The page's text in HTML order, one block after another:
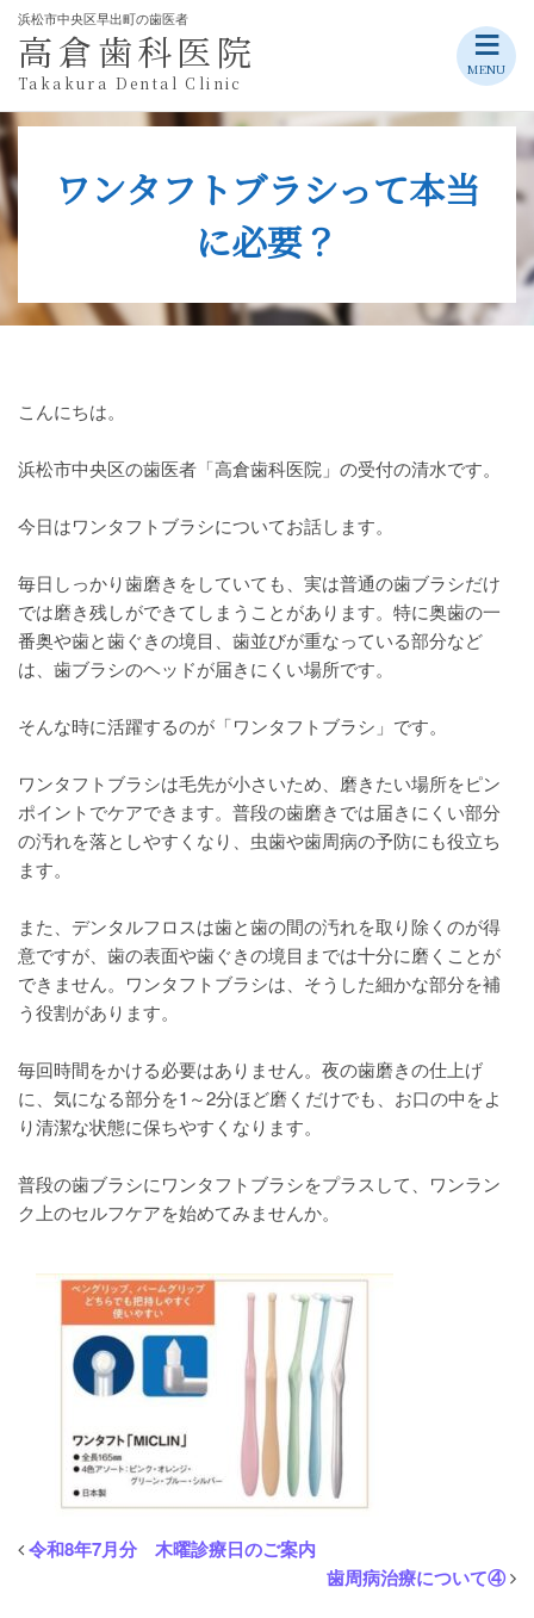
Skip
content
浜松市中央区早出町の歯医者
高倉歯科医院
Takakura Dental Clinic
≡
MENU
ワンタフトブラシって本当
に必要？
こんにちは。
浜松市中央区の歯医者「高倉歯科医院」の受付の清水です。
今日はワンタフトブラシについてお話します。
毎日しっかり歯磨きをしていても、実は普通の歯ブラシだけ
では磨き残しができてしまうことがあります。特に奥歯の一
番奥や歯と歯ぐきの境目、歯並びが重なっている部分など
は、歯ブラシのヘッドが届きにくい場所です。
そんな時に活躍するのが「ワンタフトブラシ」です。
ワンタフトブラシは毛先が小さいため、磨きたい場所をピン
ポイントでケアできます。普段の歯磨きでは届きにくい部分
の汚れを落としやすくなり、虫歯や歯周病の予防にも役立ち
ます。
また、デンタルフロスは歯と歯の間の汚れを取り除くのが得
意ですが、歯の表面や歯ぐきの境目までは十分に磨くことが
できません。ワンタフトブラシは、そうした細かな部分を補
う役割があります。
毎回時間をかける必要はありません。夜の歯磨きの仕上げ
に、気になる部分を1～2分ほど磨くだけでも、お口の中をよ
り清潔な状態に保ちやすくなります。
普段の歯ブラシにワンタフトブラシをプラスして、ワンラン
ク上のセルフケアを始めてみませんか。
令和8年7月分 木曜診療日のご案内
歯周病治療について④